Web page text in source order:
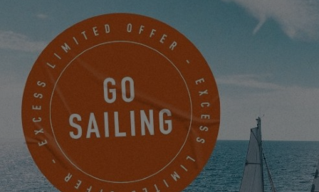
müssen Sie zunächst die Verwendung der
Funktionelle Cookies akzeptieren.
PARAMÈTRES